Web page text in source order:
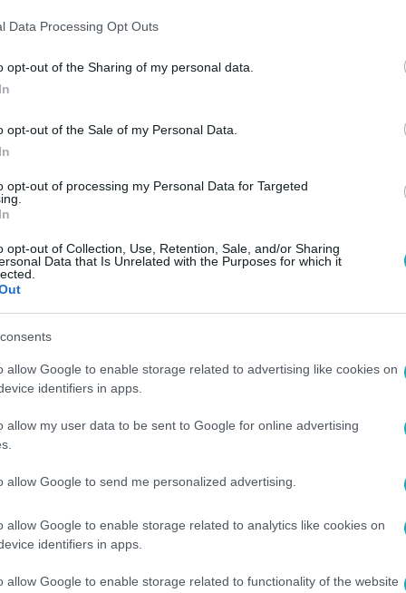
Data Processing Opt Outs
opt-out of the Sharing of my personal data.
opt-out of the Sale of my Personal Data.
opt-out of processing my Personal Data for Targeted
opt-out of Collection, Use, Retention, Sale, and/or Sharing
Data that Is Unrelated with the Purposes for which it
allow Google to enable storage related to advertising like cookies on
identifiers in apps.
allow my user data to be sent to Google for online advertising
allow Google to send me personalized advertising.
allow Google to enable storage related to analytics like cookies on
identifiers in apps.
allow Google to enable storage related to functionality of the website
estem” – Pápai Péter több mint 1
díszített autóért
Nándor egy kövekkel díszített autómakettel varázsolta
mocsok állat!” – Alföldi Róbert ezt
eladója egy leopárd kerámiát mutatott be, amely kapcsán
az adásrészletet az rtl.hu-n.
fest, mégis csodát hoz létre a
festőművész végtagremegése ellenére se mondott le
el A legjobb ajánlatba.